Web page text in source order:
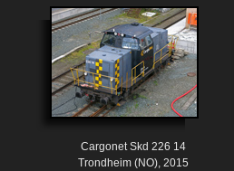
Cargonet Skd 226 14
Trondheim (NO), 2015